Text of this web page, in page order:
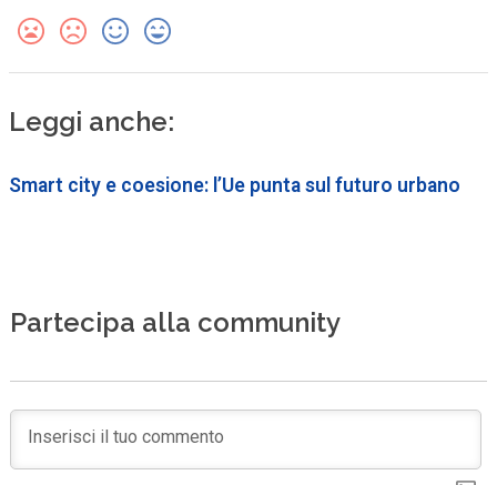
Leggi anche:
Smart city e coesione: l’Ue punta sul futuro urbano
Partecipa alla community